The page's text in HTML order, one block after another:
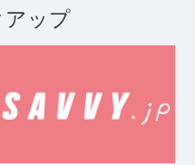
アップ